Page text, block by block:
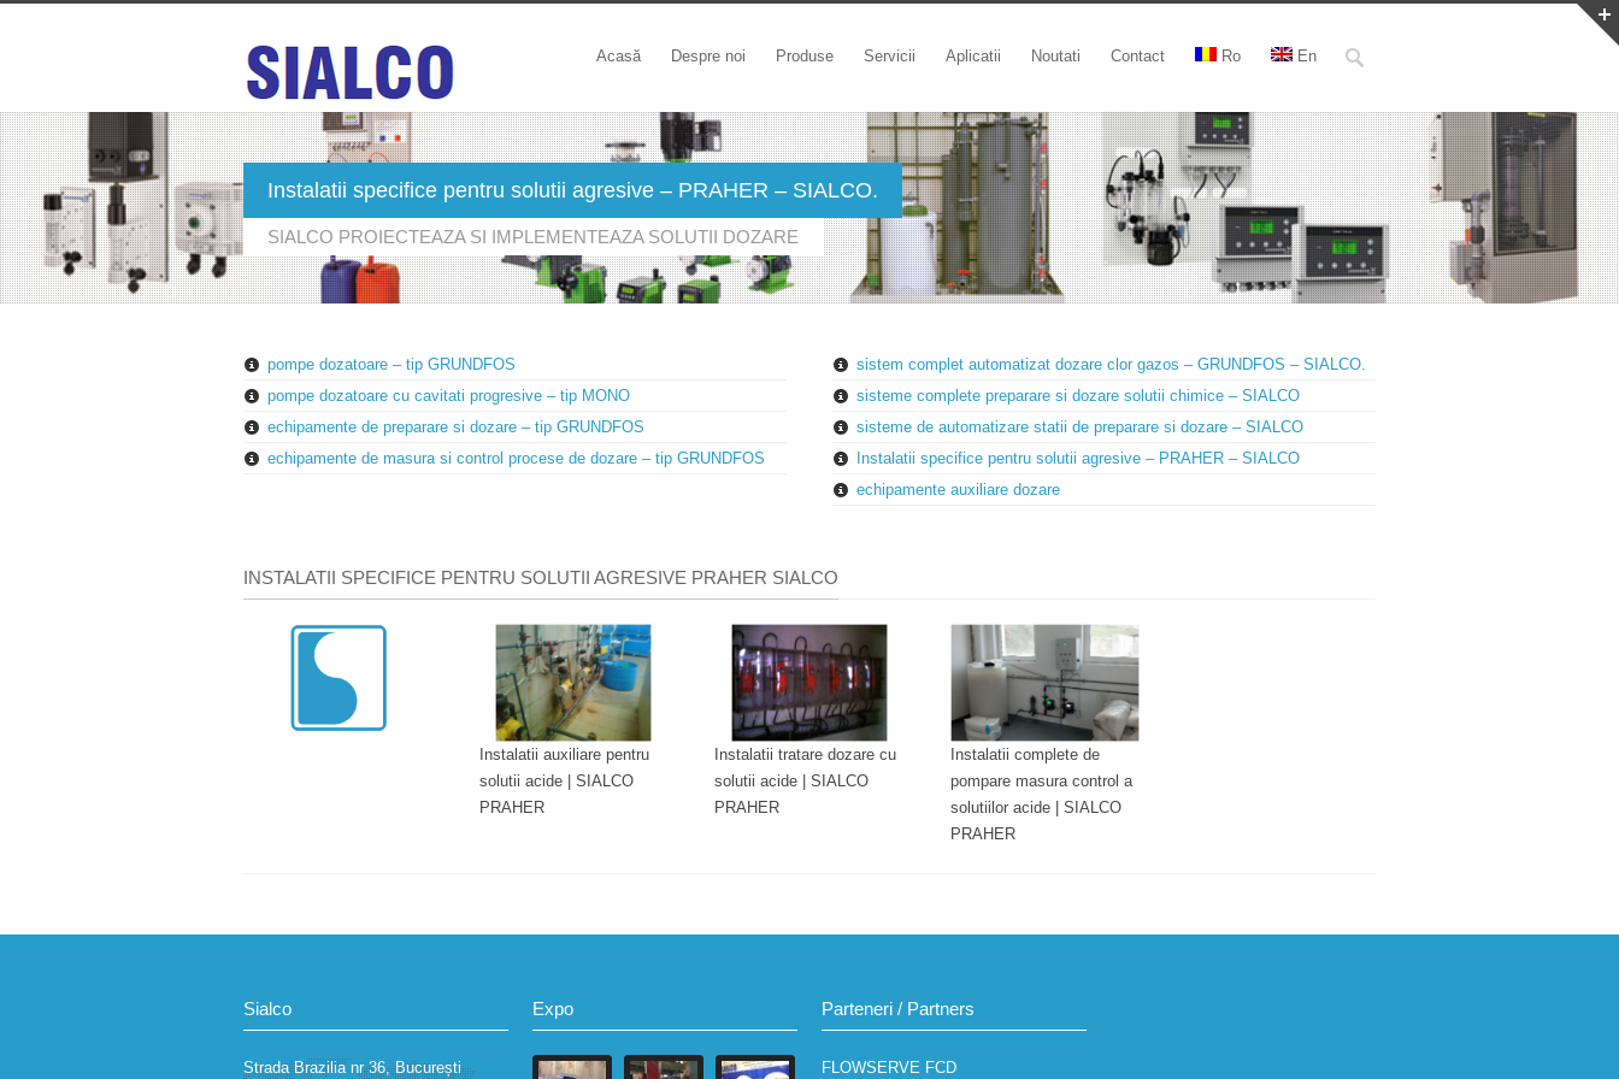
Acasă Despre noi Produse Servicii Aplicatii Noutati Contact Ro En
Instalatii specifice pentru solutii agresive – PRAHER – SIALCO.
SIALCO PROIECTEAZA SI IMPLEMENTEAZA SOLUTII DOZARE
pompe dozatoare – tip GRUNDFOS
pompe dozatoare cu cavitati progresive – tip MONO
echipamente de preparare si dozare – tip GRUNDFOS
echipamente de masura si control procese de dozare – tip GRUNDFOS
sistem complet automatizat dozare clor gazos – GRUNDFOS – SIALCO.
sisteme complete preparare si dozare solutii chimice – SIALCO
sisteme de automatizare statii de preparare si dozare – SIALCO
Instalatii specifice pentru solutii agresive – PRAHER – SIALCO
echipamente auxiliare dozare
INSTALATII SPECIFICE PENTRU SOLUTII AGRESIVE PRAHER SIALCO
Instalatii auxiliare pentru
solutii acide | SIALCO
PRAHER
Instalatii tratare dozare cu
solutii acide | SIALCO
PRAHER
Instalatii complete de
pompare masura control a
solutiilor acide | SIALCO
PRAHER
Sialco
Strada Brazilia nr 36, București
Expo Parteneri / Partners
FLOWSERVE FCD